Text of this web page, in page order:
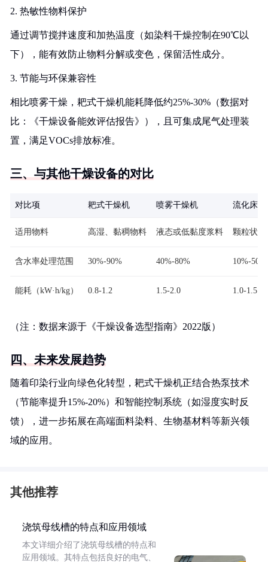
2. 热敏性物料保护
通过调节搅拌速度和加热温度（如染料干燥控制在90℃以
下），能有效防止物料分解或变色，保留活性成分。
3. 节能与环保兼容性
相比喷雾干燥，耙式干燥机能耗降低约25%-30%（数据对
比：《干燥设备能效评估报告》），且可集成尾气处理装
置，满足VOCs排放标准。
三、与其他干燥设备的对比
对比项 耙式干燥机 喷雾干燥机 流化床干
适用物料 高湿、黏稠物料 液态或低黏度浆料 颗粒状物
含水率处理范围 30%-90% 40%-80% 10%-50%
能耗（kW·h/kg） 0.8-1.2 1.5-2.0 1.0-1.5
（注：数据来源于《干燥设备选型指南》2022版）
四、未来发展趋势
随着印染行业向绿色化转型，耙式干燥机正结合热泵技术
（节能率提升15%-20%）和智能控制系统（如湿度实时反
馈），进一步拓展在高端面料染料、生物基材料等新兴领
域的应用。
其他推荐
浇筑母线槽的特点和应用领域
本文详细介绍了浇筑母线槽的特点和
应用领域。其特点包括良好的电气、